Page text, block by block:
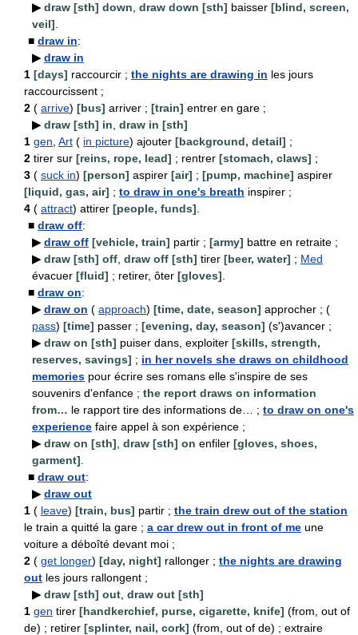
▶ draw [sth] down draw down [sth] baisser [blind, screen,
veil]
■ draw in:
▶ draw in
1 [days] raccourcir ; the nights are drawing in les jours
raccourcissent ;
2 ( arrive) [bus] arriver ; [train] entrer en gare ;
▶ draw [sth] in draw in [sth]
1 gen Art ( in picture) ajouter [background, detail] ;
2 tirer sur [reins, rope, lead] ; rentrer [stomach, claws] ;
3 ( suck in) [person] aspirer [air] ; [pump, machine] aspirer
[liquid, gas, air] ; to draw in one's breath inspirer ;
4 ( attract) attirer [people, funds]
■ draw off:
▶ draw off [vehicle, train] partir ; [army] battre en retraite ;
▶ draw [sth] off draw off [sth] tirer [beer, water] ; Med
évacuer [fluid] ; retirer, ôter [gloves]
■ draw on:
▶ draw on ( approach) [time, date, season] approcher ; (
pass) [time] passer ; [evening, day, season] (s')avancer ;
▶ draw on [sth] puiser dans, exploiter [skills, strength,
reserves, savings] ; in her novels she draws on childhood
memories pour écrire ses romans elle s'inspire de ses
souvenirs d'enfance ; the report draws on information
from… le rapport tire des informations de… ; to draw on one's
experience faire appel à son expérience ;
▶ draw on [sth] draw [sth] on enfiler [gloves, shoes,
garment]
■ draw out:
▶ draw out
1 ( leave) [train, bus] partir ; the train drew out of the station
le train a quitté la gare ; a car drew out in front of me une
voiture a déboîté devant moi ;
2 ( get longer) [day, night] rallonger ; the nights are drawing
out les jours rallongent ;
▶ draw [sth] out draw out [sth]
1 gen tirer [handkerchief, purse, cigarette, knife] (from, out of
de) ; retirer [splinter, nail, cork] (from, out of de) ; extraire